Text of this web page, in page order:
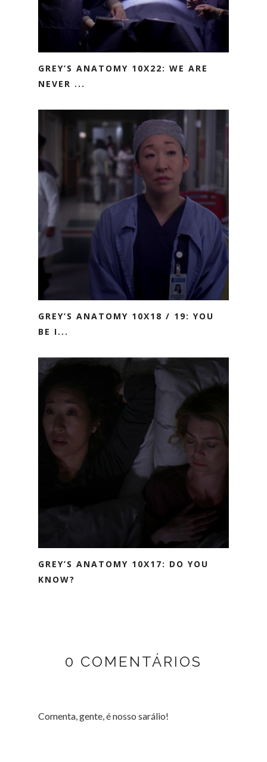
GREY’S ANATOMY 10X22: WE ARE
NEVER ...
GREY’S ANATOMY 10X18 / 19: YOU
BE I...
GREY’S ANATOMY 10X17: DO YOU
KNOW?
0 COMENTÁRIOS
Comenta, gente, é nosso sarálio!